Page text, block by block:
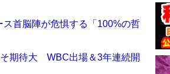
首脳陣が危惧する「100%の哲
期待大 WBC出場＆3年連続開